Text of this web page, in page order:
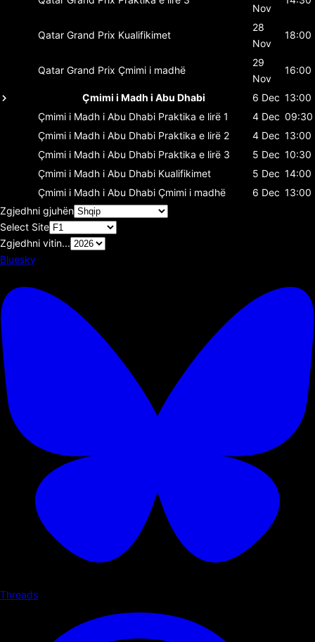
Nov
Qatar Grand Prix Kualifikimet
28
Nov
18:00
Qatar Grand Prix Çmimi i madhë
29
Nov
16:00
Çmimi i Madh i Abu Dhabi 6 Dec 13:00
Çmimi i Madh i Abu Dhabi Praktika e lirë 1 4 Dec 09:30
Çmimi i Madh i Abu Dhabi Praktika e lirë 2 4 Dec 13:00
Çmimi i Madh i Abu Dhabi Praktika e lirë 3 5 Dec 10:30
Çmimi i Madh i Abu Dhabi Kualifikimet 5 Dec 14:00
Çmimi i Madh i Abu Dhabi Çmimi i madhë 6 Dec 13:00
Zgjedhni gjuhën
Select Site
Zgjedhni vitin...
Bluesky
Threads